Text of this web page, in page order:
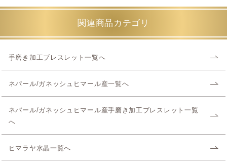
関連商品カテゴリ
手磨き加工ブレスレット一覧へ
ネパール/ガネッシュヒマール産一覧へ
ネパール/ガネッシュヒマール産手磨き加工ブレスレット一覧
へ
ヒマラヤ水晶一覧へ